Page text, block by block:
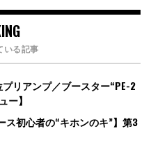
いる記事
リアンプ／ブースター“PE-2
ー】
初心者の“キホンのキ”】第3